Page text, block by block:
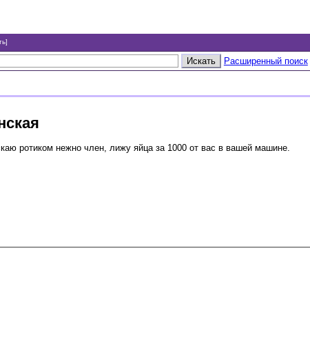
Расширенный поиск
ротиком нежно член, лижу яйца за 1000 от вас в вашей машине.